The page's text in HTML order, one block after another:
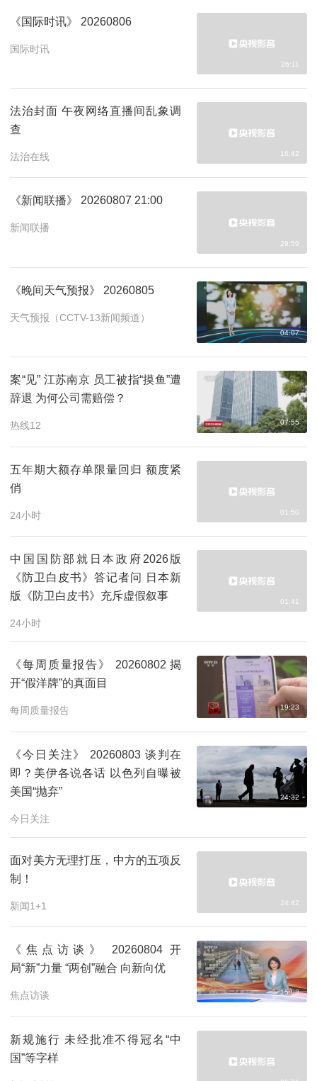
《国际时讯》 20260806
国际时讯
26:11
法治封面 午夜网络直播间乱象调
查
法治在线 16:42
《新闻联播》 20260807 21:00
新闻联播
29:59
《晚间天气预报》 20260805
天气预报（CCTV-13新闻频道）
04:07
案“见” 江苏南京 员工被指“摸鱼”遭
辞退 为何公司需赔偿？
热线12 07:55
五年期大额存单限量回归 额度紧
俏
24小时 01:50
中国国防部就日本政府2026版
《防卫白皮书》答记者问 日本新
版《防卫白皮书》充斥虚假叙事
24小时
01:41
《每周质量报告》 20260802 揭
开“假洋牌”的真面目
每周质量报告 19:23
《今日关注》 20260803 谈判在
即？美伊各说各话 以色列自曝被
美国“抛弃”
今日关注
24:32
面对美方无理打压，中方的五项反
制！
新闻1+1 24:42
《焦点访谈》 20260804 开
局“新”力量 “两创”融合 向新向优
焦点访谈 15:08
新规施行 未经批准不得冠名“中
国”等字样